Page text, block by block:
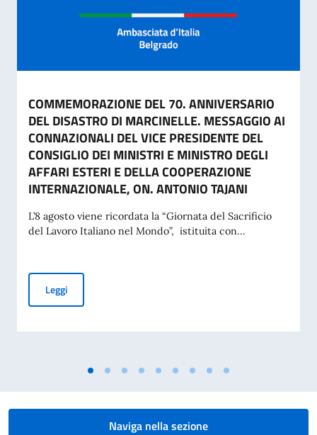
COMMEMORAZIONE DEL 70. ANNIVERSARIO
DEL DISASTRO DI MARCINELLE. MESSAGGIO AI
CONNAZIONALI DEL VICE PRESIDENTE DEL
CONSIGLIO DEI MINISTRI E MINISTRO DEGLI
AFFARI ESTERI E DELLA COOPERAZIONE
INTERNAZIONALE, ON. ANTONIO TAJANI
L’8 agosto viene ricordata la “Giornata del Sacrificio
del Lavoro Italiano nel Mondo”, istituita con...
LeggiCOMMEMORAZIONE DEL 70. ANNIVERSARIO DEL
Naviga nella sezione